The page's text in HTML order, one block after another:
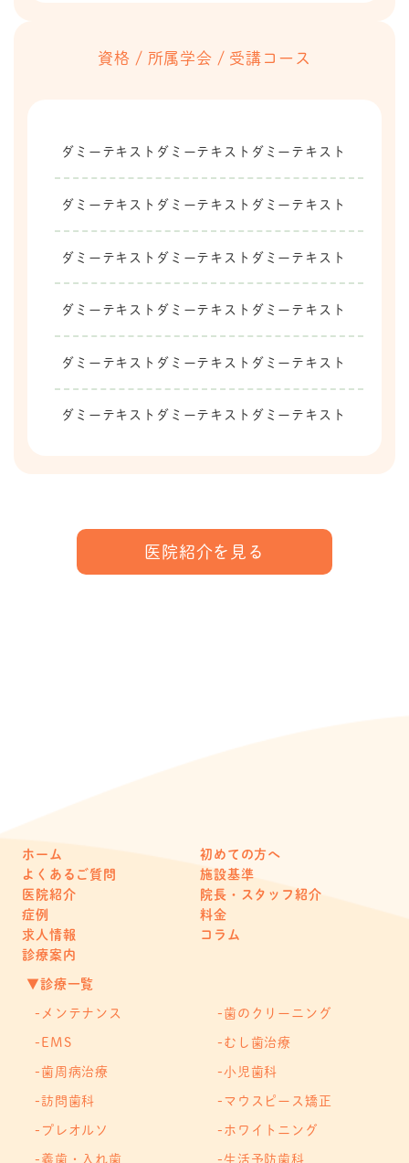
平成○年
ダミーテキストダミーテキストダミーテキスト
資格 / 所属学会 / 受講コース
ダミーテキストダミーテキストダミーテキスト
ダミーテキストダミーテキストダミーテキスト
ダミーテキストダミーテキストダミーテキスト
ダミーテキストダミーテキストダミーテキスト
ダミーテキストダミーテキストダミーテキスト
ダミーテキストダミーテキストダミーテキスト
医院紹介を見る
ホーム
初めての方へ
よくあるご質問
施設基準
医院紹介
院長・スタッフ紹介
症例
料金
求人情報
コラム
診療案内
▼診療一覧
メンテナンス 歯のクリーニング
EMS むし歯治療
歯周病治療 小児歯科
訪問歯科 マウスピース矯正
プレオルソ ホワイトニング
義歯・入れ歯 生活予防歯科